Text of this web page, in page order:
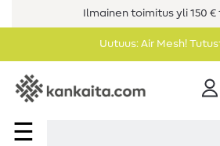
Ilmainen toimitus yli 150
Uutuus: Air Mesh!
☰